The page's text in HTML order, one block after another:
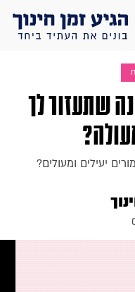
שתעזור לך
יעילים ומעולים?